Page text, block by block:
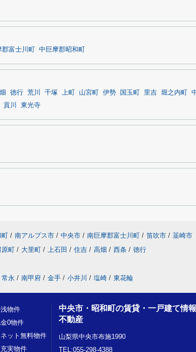
富士川町 中巨摩郡昭和町
徳行 荒川 千塚 上町 山宮町 伊勢 国玉町 里吉 堀之内町
貢川 東光寺
町 / 南アルプス市 / 中央市 / 南巨摩郡富士川町 / 笛吹市 / 韮崎市
原町 / 大里町 / 上石田 / 住吉 / 高畑 / 西条 / 徳行
常永 / 南甲府 / 金手 / 小井川 / 塩崎 / 東花輪
物件
0物件
ット無料物件
実物件
中央市・昭和町の賃貸・一戸建て情
不動産
山梨県中央市布施1990
TEL:055-298-4388